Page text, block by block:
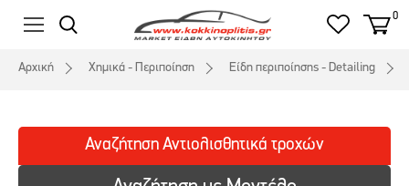
0
Αρχική Χημικά - Περιποίηση Είδη περιποίησης - Detailing
Αναζήτηση Αντιολισθητικά τροχών